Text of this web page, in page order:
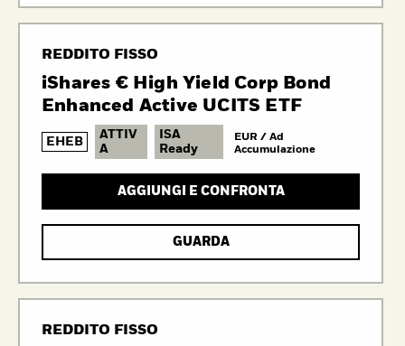
REDDITO FISSO
iShares € High Yield Corp Bond
Enhanced Active UCITS ETF
EHEB
ATTIV
A
ISA
Ready
EUR / Ad
Accumulazione
AGGIUNGI E CONFRONTA
GUARDA
REDDITO FISSO